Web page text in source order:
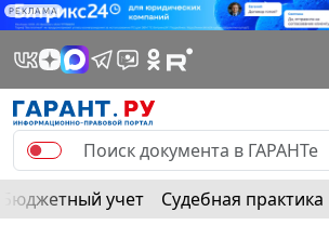
РЕКЛАМА
Бюджетный учет Судебная практика